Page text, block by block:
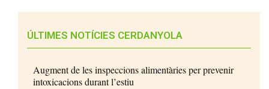
ÚLTIMES NOTÍCIES CERDANYOLA
Augment de les inspeccions alimentàries per prevenir
intoxicacions durant l’estiu